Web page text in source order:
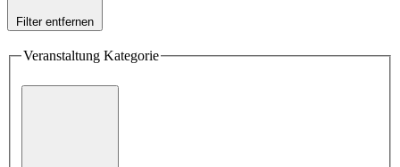
Filter entfernen
Veranstaltung Kategorie